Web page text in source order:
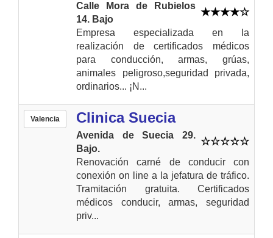
Calle Mora de Rubielos
14. Bajo
Empresa especializada en la
realización de certificados médicos
para conducción, armas, grúas,
animales peligroso,seguridad privada,
ordinarios... ¡N...
Valencia Clinica Suecia
Avenida de Suecia 29.
Bajo.
Renovación carné de conducir con
conexión on line a la jefatura de tráfico.
Tramitación gratuita. Certificados
médicos conducir, armas, seguridad
priv...